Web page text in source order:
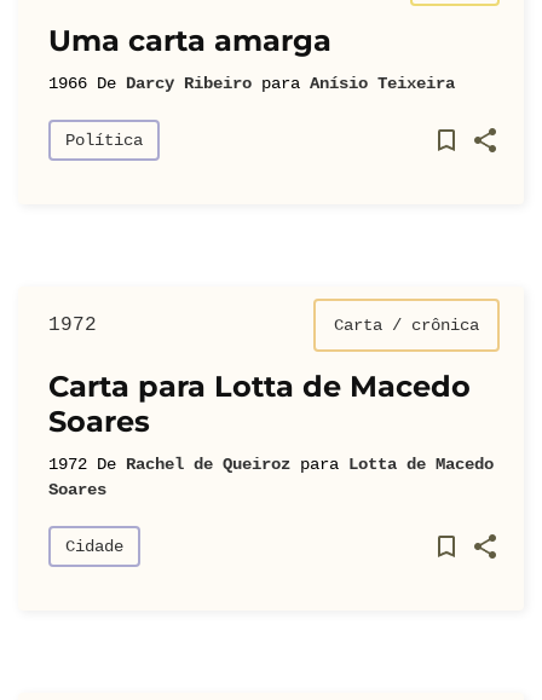
Uma carta amarga
1966 De Darcy Ribeiro para Anísio Teixeira
Política
1972 Carta / crônica
Carta para Lotta de Macedo
Soares
1972 De Rachel de Queiroz para Lotta de Macedo
Soares
Cidade